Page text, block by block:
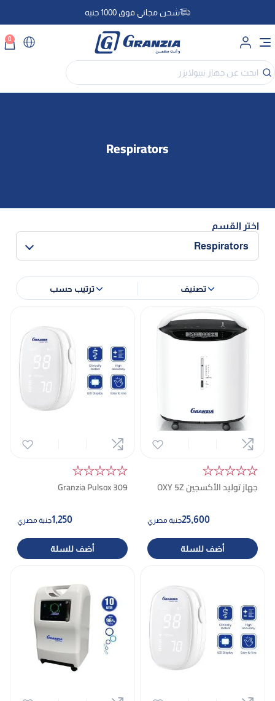
شحن مجاني فوق 1000 جنيه
0
اختر القسم
Respirators
تصنيف ترتيب حسب
★★★★★
جهاز توليد الأكسجين OXY 5Z
جنية مصري25,600
أضف للسلة
★★★★★
Granzia Pulsox 309
جنية مصري1,250
أضف للسلة